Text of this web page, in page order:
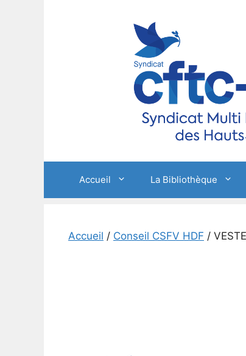
Accueil La Bibliothèque
Accueil / Conseil CSFV HDF /